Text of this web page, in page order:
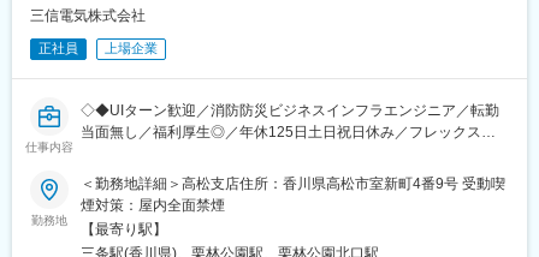
三信電気株式会社
正社員 上場企業
仕事内容
◇◆UIターン歓迎／消防防災ビジネスインフラエンジニア／転勤
当面無し／福利厚生◎／年休125日土日祝日休み／フレックス制
■業務内容：
四国内の自治体、消防機関を中心に情報通信システム、無線シス
テム、ICT、DX関連商材のエンジニアとして、自治体の案件を中
勤務地
＜勤務地詳細＞高松支店住所：香川県高松市室新町4番9号 受動喫
煙対策：屋内全面禁煙
【最寄り駅】
三条駅(香川県)、栗林公園駅、栗林公園北口駅